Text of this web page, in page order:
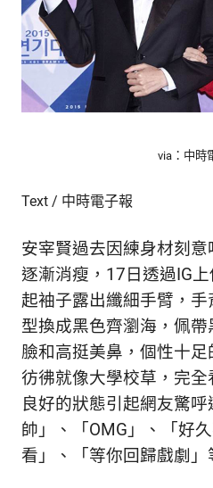
流、
生
活
遊、
奇
鮮
內
容，
讓
獨
一
無
二
的
你
CBOOK
via：中時
Text / 中時電子報
安宰賢過去因練身材刻
逐漸消瘦，17日透過IG
起袖子露出纖細手臂，
型換成黑色齊瀏海，佩
臉和高挺美鼻，個性十足
彷彿就像大學校草，完全
良好的狀態引起網友驚
帥」、「OMG」、「好
看」、「等你回歸戲劇」